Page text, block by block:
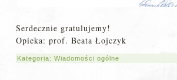
Serdecznie gratulujemy!
Opieka: prof. Beata Łojczyk
Kategoria:Wiadomości ogólne